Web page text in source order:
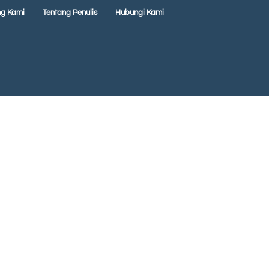
Kami Tentang Penulis Hubungi Kami